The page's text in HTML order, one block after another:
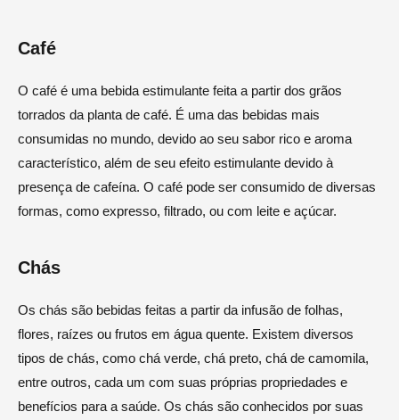
Café
O café é uma bebida estimulante feita a partir dos grãos
torrados da planta de café. É uma das bebidas mais
consumidas no mundo, devido ao seu sabor rico e aroma
característico, além de seu efeito estimulante devido à
presença de cafeína. O café pode ser consumido de diversas
formas, como expresso, filtrado, ou com leite e açúcar.
Chás
Os chás são bebidas feitas a partir da infusão de folhas,
flores, raízes ou frutos em água quente. Existem diversos
tipos de chás, como chá verde, chá preto, chá de camomila,
entre outros, cada um com suas próprias propriedades e
benefícios para a saúde. Os chás são conhecidos por suas